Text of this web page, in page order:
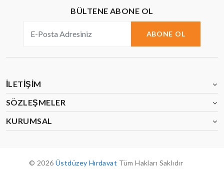
BÜLTENE ABONE OL
ABONE OL
İLETIŞIM
SÖZLEŞMELER
KURUMSAL
© 2026 Üstdüzey Hırdavat Tüm Hakları Saklıdır